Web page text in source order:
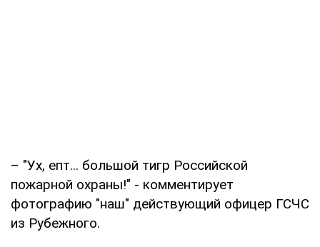
– "Ух, епт... большой тигр Российской
пожарной охраны!" - комментирует
фотографию "наш" действующий офицер ГСЧС
из Рубежного.